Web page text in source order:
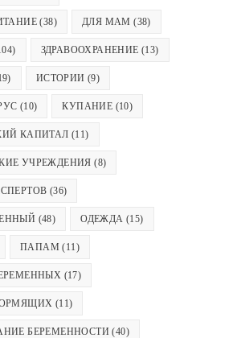
(38) ДЛЯ МАМ (38)
ЗДРАВООХРАНЕНИЕ (13)
ИСТОРИИ (9)
(10) КУПАНИЕ (10)
КАПИТАЛ (11)
УЧРЕЖДЕНИЯ (8)
(36)
(48) ОДЕЖДА (15)
ПАПАМ (11)
(17)
(11)
БЕРЕМЕННОСТИ (40)